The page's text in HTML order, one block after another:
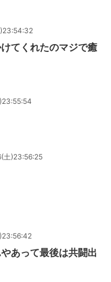
てくれたのマジで癒
土)23:56:25
あって最後は共闘出